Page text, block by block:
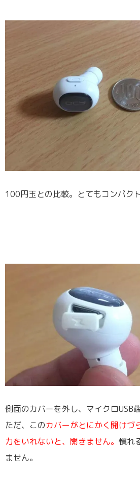
100円玉との比較。とてもコンパクト
側面のカバーを外し、マイクロUSB
ただ、このカバーがとにかく開けづ
力をいれないと、開きません。 慣れ
ません。